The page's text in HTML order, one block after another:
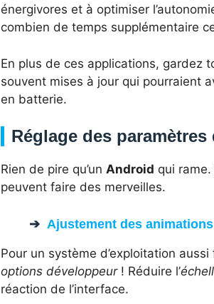
énergivores et à optimiser
combien de temps supplémentaire
En plus de ces applications, gardez
souvent mises à jour qui pourraient
en batterie.
Réglage des
Rien de pire qu’un Android qui
peuvent faire des merveilles.
Ajustement des
Pour un système d’exploitation
options développeur! Réduire l’
réaction de l’interface.